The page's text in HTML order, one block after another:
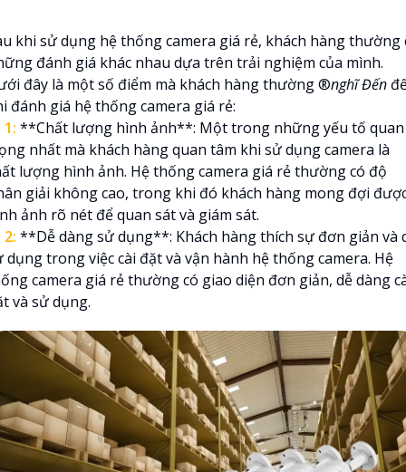
khi sử dụng hệ thống camera giá rẻ, khách hàng thường
đánh giá khác nhau dựa trên trải nghiệm của mình.
đây là một số điểm mà khách hàng thường ®️nghĩ Đến
đánh giá hệ thống camera giá rẻ:
1: **Chất lượng hình ảnh**: Một trong những yếu tố quan
nhất mà khách hàng quan tâm khi sử dụng camera là
lượng hình ảnh. Hệ thống camera giá rẻ thường có độ
giải không cao, trong khi đó khách hàng mong đợi
ảnh rõ nét để quan sát và giám sát.
2: **Dễ dàng sử dụng**: Khách hàng thích sự đơn giản và
dụng trong việc cài đặt và vận hành hệ thống camera. Hệ
camera giá rẻ thường có giao diện đơn giản, dễ dàng
và sử dụng.